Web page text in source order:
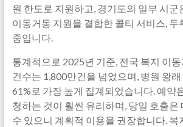
원 한도로 지원하고, 경기도의 일부 시군
이동거동 지원을 결합한 콜티 서비스, 두
중입니다.
통계적으로 2025년 기준, 전국 복지 이
건수는 1,800만건을 넘었으며, 병원 왕
61%로 가장 높게 집계되었습니다. 예약
청하는 것이 훨씬 유리하며, 당일 호출은
수 있으니 계획적 이용을 권장합니다. 복